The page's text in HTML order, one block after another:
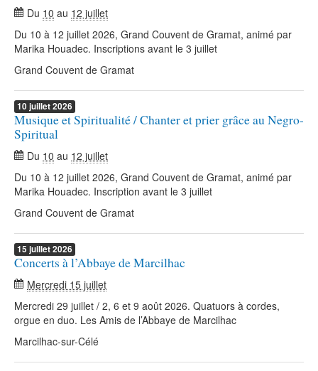
Du 10 au 12 juillet
Du 10 à 12 juillet 2026, Grand Couvent de Gramat, animé par
Marika Houadec. Inscriptions avant le 3 juillet
Grand Couvent de Gramat
10 juillet2026
Musique et Spiritualité / Chanter et prier grâce au Negro-
Spiritual
Du 10 au 12 juillet
Du 10 à 12 juillet 2026, Grand Couvent de Gramat, animé par
Marika Houadec. Inscription avant le 3 juillet
Grand Couvent de Gramat
15 juillet2026
Concerts à l’Abbaye de Marcilhac
Mercredi 15 juillet
Mercredi 29 juillet / 2, 6 et 9 août 2026. Quatuors à cordes,
orgue en duo. Les Amis de l’Abbaye de Marcilhac
Marcilhac-sur-Célé